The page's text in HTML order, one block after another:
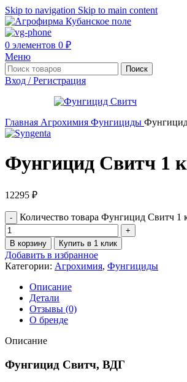
Skip to navigation Skip to main content
0 элементов 0 ₽
Меню
Поиск
Вход / Регистрация
Главная Агрохимия Фунгициды
Фунгицид Свитч 1
12295 ₽
Количество товара Фунгицид Свитч 1
В корзину Купить в 1 клик
Добавить в избранное
Категории: Агрохимия, Фунгициды
Описание
Детали
Отзывы (0)
О бренде
Описание
Фунгицид Свитч, ВДГ